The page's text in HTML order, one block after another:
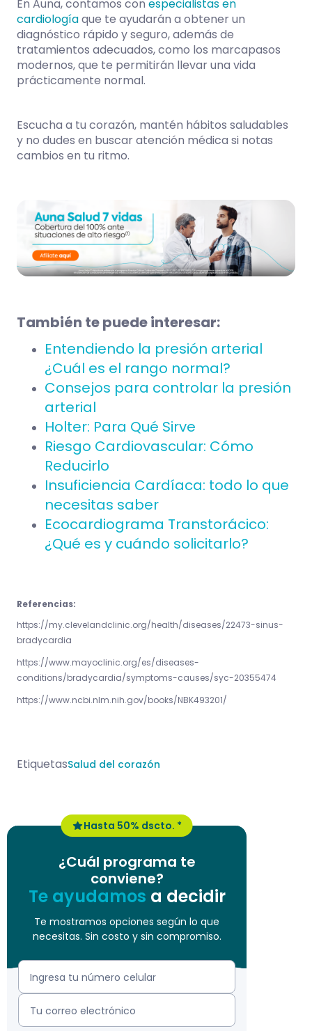
En Auna, contamos con especialistas en
cardiologíaque te ayudarán a obtener un
diagnóstico rápido y seguro, además de
tratamientos adecuados, como los marcapasos
modernos, que te permitirán llevar una vida
prácticamente normal.
Escucha a tu corazón, mantén hábitos saludables
y no dudes en buscar atención médica si notas
cambios en tu ritmo.
También te puede interesar:
Entendiendo la presión arterial
¿Cuál es el rango normal?
Consejos para controlar la presión
arterial
Holter: Para Qué Sirve
Riesgo Cardiovascular: Cómo
Reducirlo
Insuficiencia Cardíaca: todo lo que
necesitas saber
Ecocardiograma Transtorácico:
¿Qué es y cuándo solicitarlo?
Referencias:
https://my.clevelandclinic.org/health/diseases/22473-sinus-
bradycardia
https://www.mayoclinic.org/es/diseases-
conditions/bradycardia/symptoms-causes/syc-20355474
https://www.ncbi.nlm.nih.gov/books/NBK493201/
EtiquetasSalud del corazón
Hasta 50% dscto. *
¿Cuál programa te
conviene?
Te ayudamos a decidir
Te mostramos opciones según lo que
necesitas. Sin costo y sin compromiso.